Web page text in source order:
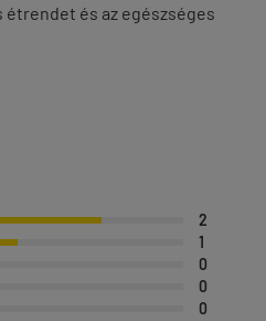
és az egészséges
2
1
0
0
0